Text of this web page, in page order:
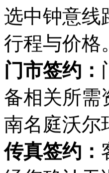
选中钟意线
行程与价格
门市签约：
备相关所需
南名庭沃尔
传真签约：